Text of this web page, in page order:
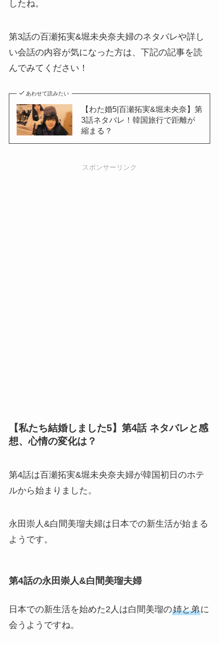
したね。
第3話の百瀬拓実&堀未央奈夫婦のネタバレや詳し
い会話の内容が気になった方は、下記の記事を読
んでみてください！
あわせて読みたい
【わた婚5|百瀬拓実&堀未央奈】第
3話ネタバレ！韓国旅行で距離が
縮まる？
スポンサーリンク
【私たち結婚しました5】第4話 ネタバレと感
想、心情の変化は？
第4話は百瀬拓実&堀未央奈夫婦が韓国初日のホテ
ルから始まりました。
永田崇人&白間美瑠夫婦は日本での新生活が始まる
ようです。
第4話の永田崇人&白間美瑠夫婦
日本での新生活を始めた2人は白間美瑠の姉と弟に
会うようですね。